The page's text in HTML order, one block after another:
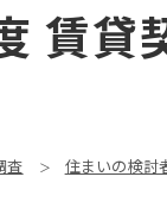
賃貸
査 住まいの検討